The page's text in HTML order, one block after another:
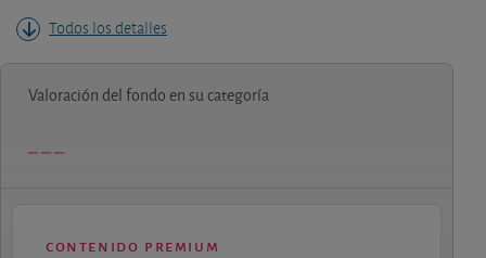
Todos los detalles
Valoración del fondo en su categoría
contenido premium